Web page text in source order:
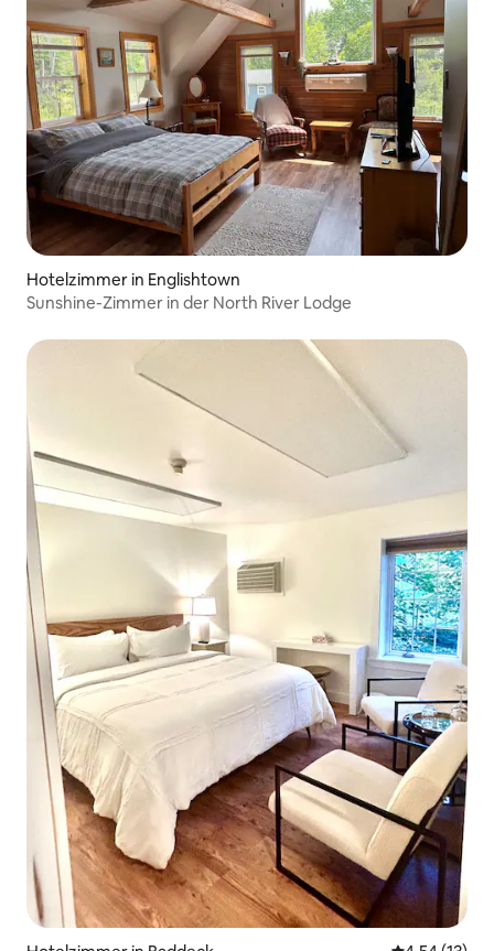
Hotelzimmer in Englishtown
Sunshine-Zimmer in der North River Lodge